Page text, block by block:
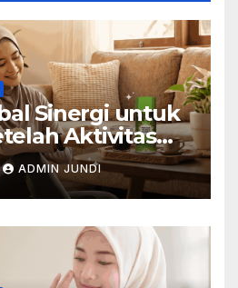
Sinergi untuk
Aktivitas
ADMIN JUNDI